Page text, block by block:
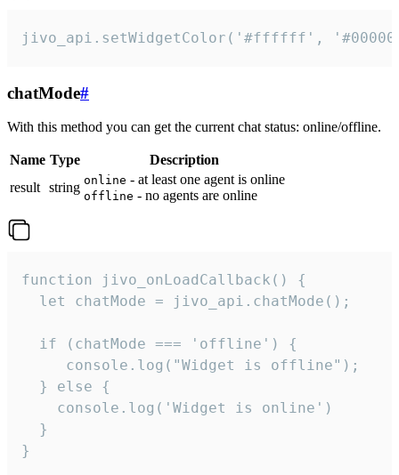
jivo_api.setWidgetColor('#ffffff',
chatMode#
With this method you can get the current chat status: online/offline.
Name Type
Description
result string online - at least one agent is online
offline - no agents are online
function jivo_onLoadCallback() {
  let chatMode = jivo_api.chatMode();
  if (chatMode === 'offline') {
     console.log("Widget is offline");
  } else {
    console.log('Widget is online')
  }
}